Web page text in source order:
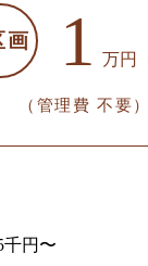
画 1 万円
（管理費 不要）
円〜